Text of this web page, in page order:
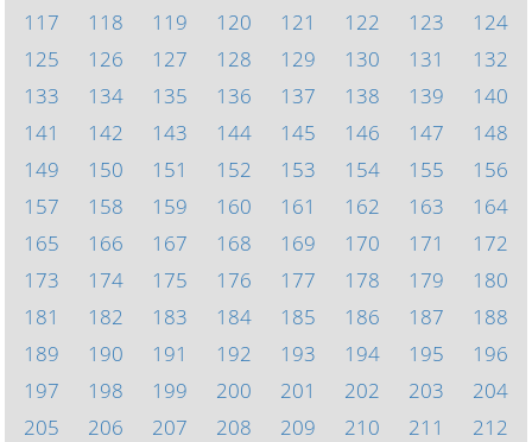
117
118 119 120 121 122 123
124
125
126 127 128 129 130 131
132
133
134 135 136 137 138 139
140
141
142 143 144 145 146 147
148
149
150 151 152 153 154 155
156
157
158 159 160 161 162 163
164
165
166 167 168 169 170 171
172
173
174 175 176 177 178 179
180
181
182 183 184 185 186 187
188
189
190 191 192 193 194 195
196
197
198 199 200 201 202 203
204
205
206 207 208 209 210 211
212